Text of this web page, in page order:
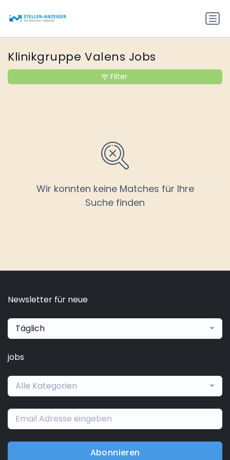
Klinikgruppe Valens Jobs
Wir konnten keine Matches für Ihre
Suche finden
Filter
Newsletter für neue
Täglich
jobs
Alle Kategorien
Abonnieren